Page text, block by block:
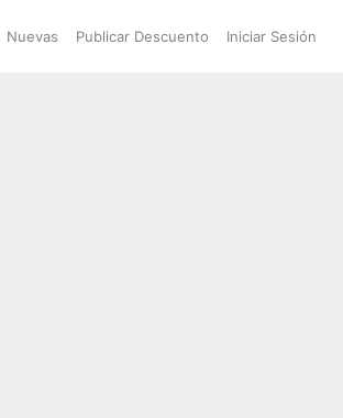
Nuevas Publicar Descuento Iniciar Sesión